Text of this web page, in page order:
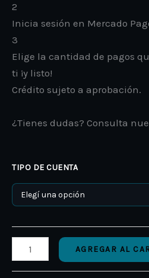
2
Inicia sesión en Mercado
3
Elige la cantidad de pagos
ti ¡y listo!
Crédito sujeto a aprobación.
¿Tienes dudas? Consulta
TIPO DE CUENTA
AGREGAR AL